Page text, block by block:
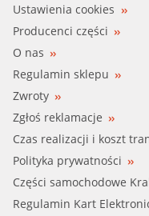
Ustawienia cookies
Producenci części
O nas
Regulamin sklepu
Zwroty
Zgłoś reklamacje
Czas realizacji i koszt
Polityka prywatności
Części samochodowe
Regulamin Kart